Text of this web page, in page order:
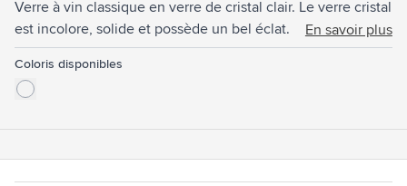
Verre à vin classique en verre de cristal clair. Le verre cristal
est incolore, solide et possède un bel éclat. La forme du
verre, une tasse large à l'embouchure effilée, contribue à
une expérience gustative intense. Ce verre élégant
conviennent pour service le vin rouge dans les
En savoir plus
Coloris disponibles